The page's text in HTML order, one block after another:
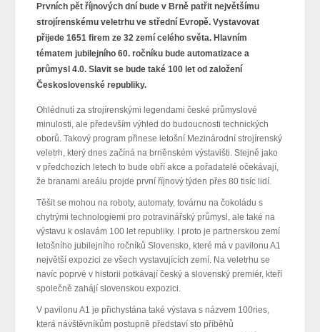
Prvních pět říjnových dní bude v Brně patřit největšímu
strojírenskému veletrhu ve střední Evropě. Vystavovat
přijede 1651 firem ze 32 zemí celého světa. Hlavním
tématem jubilejního 60. ročníku bude automatizace a
průmysl 4.0. Slavit se bude také 100 let od založení
Československé republiky.
Ohlédnutí za strojírenskými legendami české průmyslové
minulosti, ale především výhled do budoucnosti technických
oborů. Takový program přinese letošní Mezinárodní strojírenský
veletrh, který dnes začíná na brněnském výstavišti. Stejně jako
v předchozích letech to bude obří akce a pořadatelé očekávají,
že branami areálu projde první říjnový týden přes 80 tisíc lidí.
Těšit se mohou na roboty, automaty, továrnu na čokoládu s
chytrými technologiemi pro potravinářský průmysl, ale také na
výstavu k oslavám 100 let republiky. I proto je partnerskou zemí
letošního jubilejního ročníků Slovensko, které má v pavilonu A1
největší expozici ze všech vystavujících zemí. Na veletrhu se
navíc poprvé v historii potkávají český a slovenský premiér, kteří
společně zahájí slovenskou expozici.
V pavilonu A1 je přichystána také výstava s názvem 100ries,
která návštěvníkům postupně představí sto příběhů